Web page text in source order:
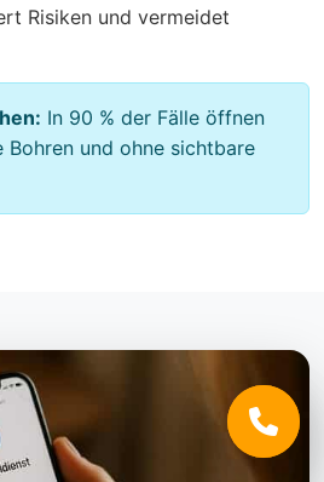
Risiken und vermeidet
In 90 % der Fälle öffnen
Bohren und ohne sichtbare